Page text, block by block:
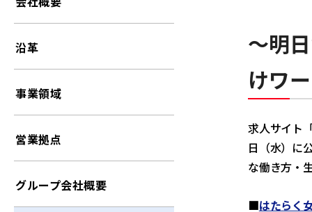
～明
けワ
求人サイト
日（水）に
な働き方・
■はたらく
沿革
事業領域
営業拠点
グループ会社概要